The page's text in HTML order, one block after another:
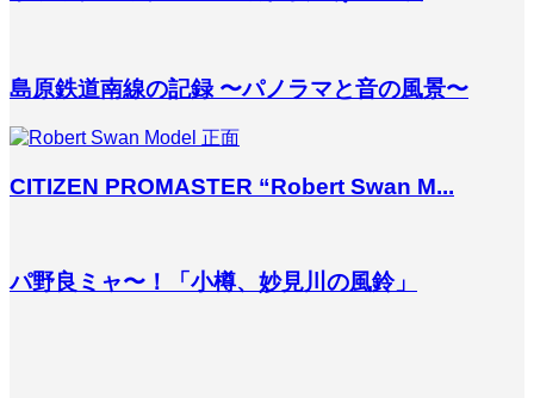
島原鉄道南線の記録 〜パノラマと音の風景〜
CITIZEN PROMASTER “Robert Swan M...
パ野良ミャ〜！「小樽、妙見川の風鈴」